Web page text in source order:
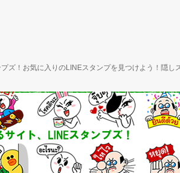
ズ！お気に入りのLINEスタンプを見つけよう！隠